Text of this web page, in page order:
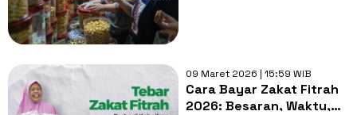
09 Maret 2026 | 15:59 WIB
Cara Bayar Zakat Fitrah
2026: Besaran, Waktu,